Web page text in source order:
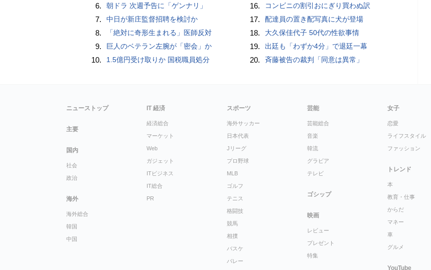
6. 朝ドラ 次週予告に「ゲンナリ」
7. 中日が新庄監督招聘を検討か
8. 「絶対に奇形生まれる」医師反対
9. 巨人のベテラン左腕が「密会」か
10. 1.5億円受け取りか 国税職員処分
16. コンビニの割引おにぎり買わぬ訳
17. 配達員の置き配写真に犬が登場
18. 大久保佳代子 50代の性欲事情
19. 出廷も「わずか4分」で退廷一幕
20. 斉藤被告の裁判「同意は異常」
ニューストップ
主要
国内
社会
政治
海外
海外総合
韓国
中国
IT 経済
経済総合
マーケット
Web
ガジェット
ITビジネス
IT総合
PR
スポーツ
海外サッカー
日本代表
Jリーグ
プロ野球
MLB
ゴルフ
テニス
格闘技
競馬
相撲
バスケ
バレー
芸能
芸能総合
音楽
韓流
グラビア
テレビ
ゴシップ
映画
レビュー
プレゼント
特集
女子
恋愛
ライフスタイル
ファッション
トレンド
本
教育・仕事
からだ
マネー
車
グルメ
YouTube